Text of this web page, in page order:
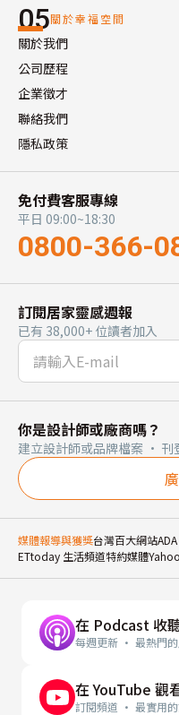
05關於幸福空間
關於我們
公司歷程
企業徵才
聯絡我們
隱私政策
免付費客服專線
平日 09:00~18:30
0800-366-
訂閱居家靈感週報
已有 38,000+ 位讀者加入
你是設計師或廠商嗎？
建立設計師或品牌檔案 ·
媒體報導與獲獎台灣百大網站
ETtoday 生活頻道特約媒體
在 Podcast 收
每週更新 · 最熱門
在 YouTube 觀
訂閱頻道 · 最實用